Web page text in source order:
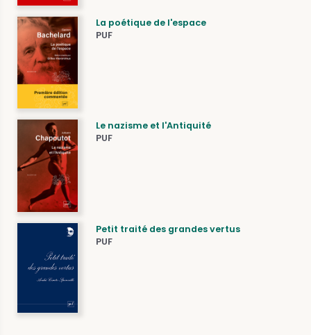
La poétique de l'espace
PUF
Le nazisme et l'Antiquité
PUF
Petit traité des grandes vertus
PUF